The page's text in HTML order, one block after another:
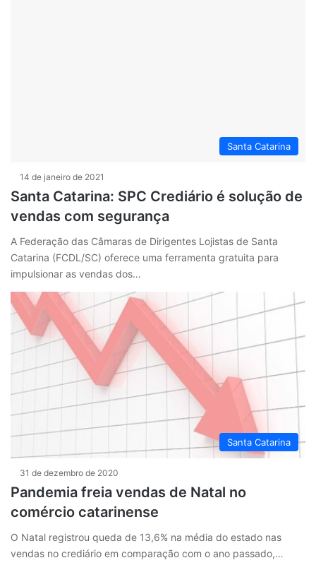
Santa Catarina
14 de janeiro de 2021
Santa Catarina: SPC Crediário é solução de
vendas com segurança
A Federação das Câmaras de Dirigentes Lojistas de Santa
Catarina (FCDL/SC) oferece uma ferramenta gratuita para
impulsionar as vendas dos…
Santa Catarina
31 de dezembro de 2020
Pandemia freia vendas de Natal no
comércio catarinense
O Natal registrou queda de 13,6% na média do estado nas
vendas no crediário em comparação com o ano passado,…